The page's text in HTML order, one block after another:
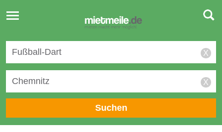
Toggle
navigation
X
X
Suchen